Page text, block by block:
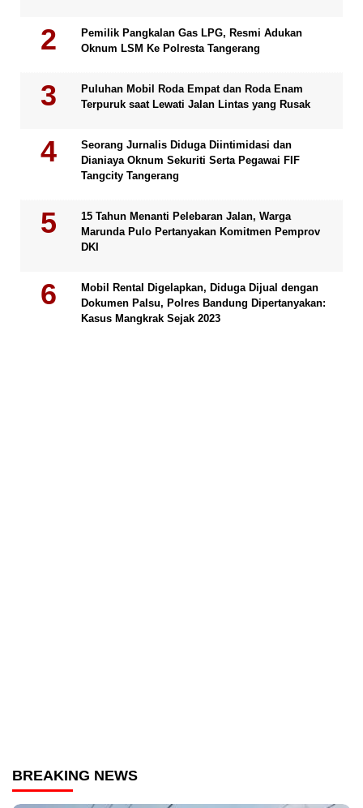
Pemilik Pangkalan Gas LPG, Resmi Adukan
Oknum LSM Ke Polresta Tangerang
Puluhan Mobil Roda Empat dan Roda Enam
Terpuruk saat Lewati Jalan Lintas yang Rusak
Seorang Jurnalis Diduga Diintimidasi dan
Dianiaya Oknum Sekuriti Serta Pegawai FIF
Tangcity Tangerang
15 Tahun Menanti Pelebaran Jalan, Warga
Marunda Pulo Pertanyakan Komitmen Pemprov
DKI
Mobil Rental Digelapkan, Diduga Dijual dengan
Dokumen Palsu, Polres Bandung Dipertanyakan:
Kasus Mangkrak Sejak 2023
BREAKING NEWS